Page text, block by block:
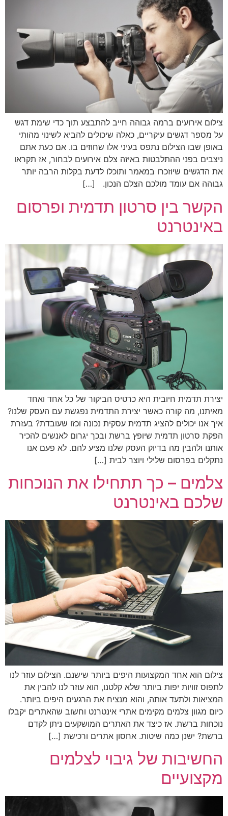
צילום אירועים ברמה גבוהה חייב להתבצע תוך כדי שימת דגש
על מספר דגשים עיקריים, כאלה שיכולים להביא לשינוי מהותי
באופן שבו הצילום נתפס בעיני אלו שחוזים בו. אם כעת אתם
ניצבים בפני ההתלבטות באיזה צלם אירועים לבחור, אז תקראו
את הדגשים שיוזכרו במאמר ותוכלו לדעת בקלות הרבה יותר
גבוהה אם עומד מולכם הצלם הנכון. […]
הקשר בין סרטון תדמית ופרסום
באינטרנט
יצירת תדמית חיובית היא כרטיס הביקור של כל אחד ואחד
מאיתנו, מה קורה כאשר יצירת התדמית נפגשת עם העסק שלנו?
איך אנו יכולים להציג תדמית עסקית נכונה וכזו שעובדת? בעזרת
הפקת סרטון תדמית שיופץ ברשת ובכך יגרום לאנשים להכיר
אותנו ולהבין מה בדיוק העסק שלנו מציע להם. לא פעם אנו
נתקלים בפרסום שלילי ויוצר לבית […]
צלמים – כך תתחילו את הנוכחות
שלכם באינטרנט
צילום הוא אחד המקצועות היפים ביותר שישנם. הצילום עוזר לנו
לתפוס זוויות יפות ביותר שלא קלטנו, הוא עוזר לנו להבין את
המציאות ולתעד אותה, והוא מנציח את הרגעים היפים ביותר.
כיום מגוון צלמים מקימים אתרי אינטרנט וחשוב שהאתרים יקבלו
נוכחות ברשת. אז כיצד את האתרים המושקעים ניתן לקדם
ברשת? ישנן כמה שיטות. אחסון אתרים ורכישת […]
החשיבות של גיבוי לצלמים
מקצועיים